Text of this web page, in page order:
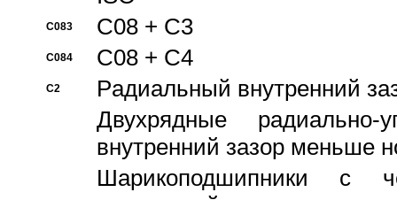
C083 C08 + C3
C084 C08 + C4
C2
Pадиальный внутренний
Двухрядные радиально-
внутренний зазор меньше
Шарикоподшипники с